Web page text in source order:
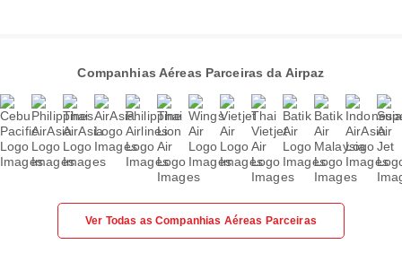
Companhias Aéreas Parceiras da Airpaz
Ver Todas as Companhias Aéreas Parceiras